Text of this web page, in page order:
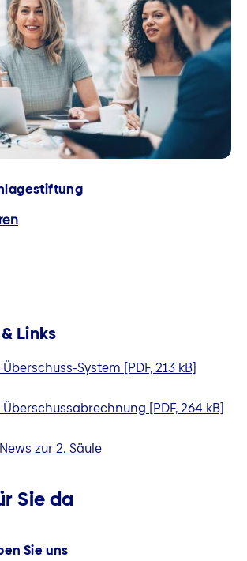
Links
System [PDF, 213 kB]
[PDF, 264 kB]
zur 2. Säule
Sie da
Sie uns